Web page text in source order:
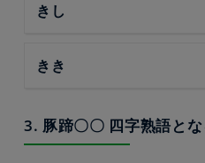
きし
きき
3. 豚蹄〇〇 四字熟語と